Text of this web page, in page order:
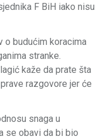
F BiH iako nisu
o budućim koracima
stranke.
kaže da prate šta
razgovore jer će
snaga u
se obavi da bi bio